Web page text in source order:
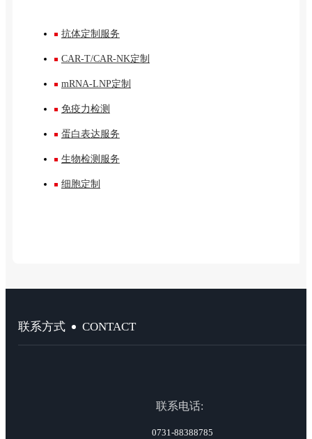
抗体定制服务
CAR-T/CAR-NK定制
mRNA-LNP定制
免疫力检测
蛋白表达服务
生物检测服务
细胞定制
联系方式 CONTACT
联系电话:
0731-88388785